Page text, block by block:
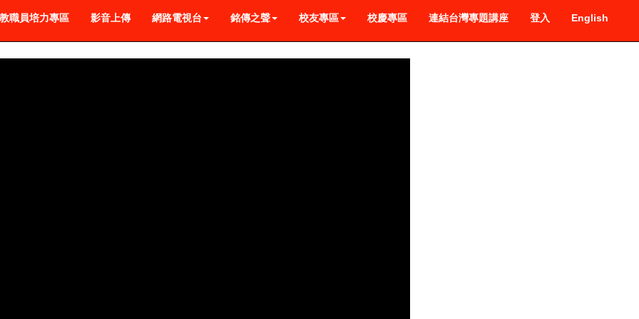
教職員培力專區 影音上傳 網路電視台 銘傳之聲 校友專區 校慶專區 連結台灣專題講座 登入 English